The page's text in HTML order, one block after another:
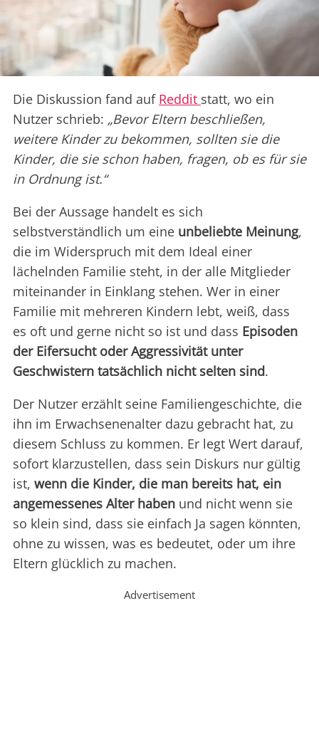
Die Diskussion fand auf Reddit statt, wo ein
Nutzer schrieb: „Bevor Eltern beschließen,
weitere Kinder zu bekommen, sollten sie die
Kinder, die sie schon haben, fragen, ob es für sie
in Ordnung ist.“
Bei der Aussage handelt es sich
selbstverständlich um eine unbeliebte Meinung,
die im Widerspruch mit dem Ideal einer
lächelnden Familie steht, in der alle Mitglieder
miteinander in Einklang stehen. Wer in einer
Familie mit mehreren Kindern lebt, weiß, dass
es oft und gerne nicht so ist und dass Episoden
der Eifersucht oder Aggressivität unter
Geschwistern tatsächlich nicht selten sind.
Der Nutzer erzählt seine Familiengeschichte, die
ihn im Erwachsenenalter dazu gebracht hat, zu
diesem Schluss zu kommen. Er legt Wert darauf,
sofort klarzustellen, dass sein Diskurs nur gültig
ist, wenn die Kinder, die man bereits hat, ein
angemessenes Alter haben und nicht wenn sie
so klein sind, dass sie einfach Ja sagen könnten,
ohne zu wissen, was es bedeutet, oder um ihre
Eltern glücklich zu machen.
Advertisement